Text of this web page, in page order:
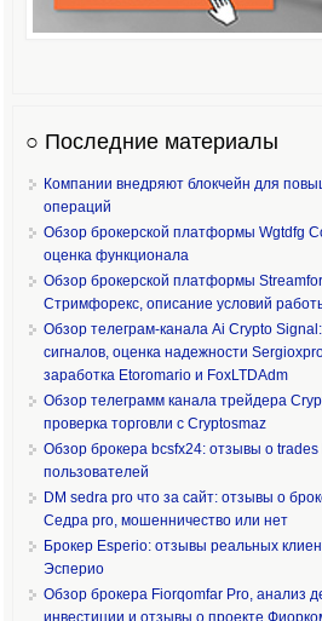
○ Последние материалы
Компании внедряют блокчейн для
операций
Обзор брокерской платформы Wgtdfg
оценка функционала
Обзор брокерской платформы
Стримфорекс, описание условий
Обзор телеграм-канала Ai Crypto
сигналов, оценка надежности
заработка Etoromario и FoxLTDAdm
Обзор телеграмм канала трейдера
проверка торговли с Cryptosmaz
Обзор брокера bcsfx24: отзывы о
пользователей
DM sedra pro что за сайт: отзывы о
Седра pro, мошенничество или нет
Брокер Esperio: отзывы реальных
Эсперио
Обзор брокера Fiorqomfar Pro, анализ
инвестиции и отзывы о проекте